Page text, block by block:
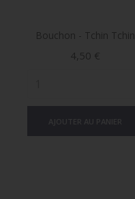
Bouchon - Tchin Tchin
Prix
4,50 €